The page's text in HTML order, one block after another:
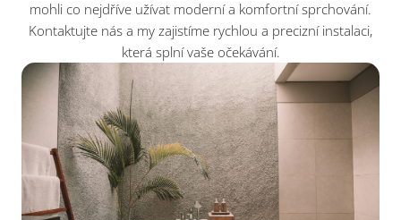
mohli co nejdříve užívat moderní a komfortní sprchování.
Kontaktujte nás a my zajistíme rychlou a precizní instalaci,
která splní vaše očekávání.